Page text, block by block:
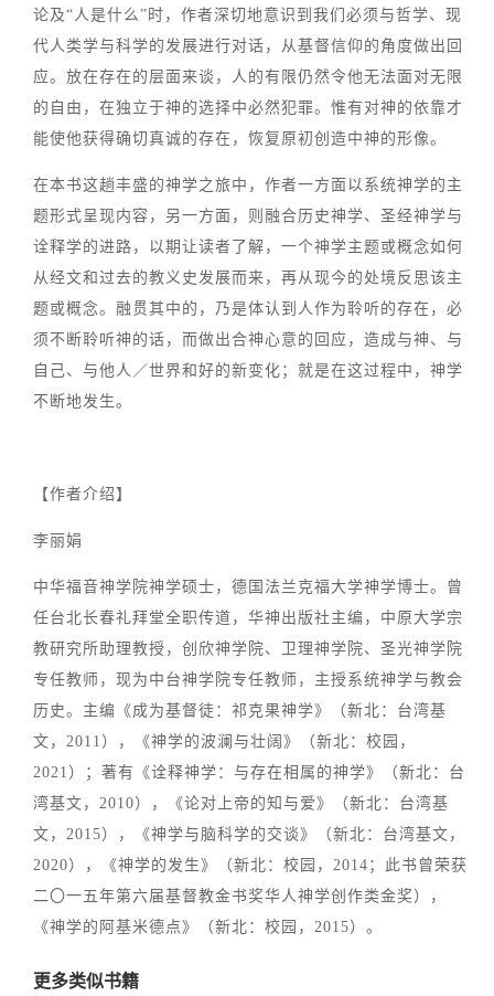
论及“人是什么”时，作者深切地意识到我们必须与哲学、现
代人类学与科学的发展进行对话，从基督信仰的角度做出回
应。放在存在的层面来谈，人的有限仍然令他无法面对无限
的自由，在独立于神的选择中必然犯罪。惟有对神的依靠才
能使他获得确切真诚的存在，恢复原初创造中神的形像。
在本书这趟丰盛的神学之旅中，作者一方面以系统神学的主
题形式呈现内容，另一方面，则融合历史神学、圣经神学与
诠释学的进路，以期让读者了解，一个神学主题或概念如何
从经文和过去的教义史发展而来，再从现今的处境反思该主
题或概念。融贯其中的，乃是体认到人作为聆听的存在，必
须不断聆听神的话，而做出合神心意的回应，造成与神、与
自己、与他人／世界和好的新变化；就是在这过程中，神学
不断地发生。
【作者介绍】
李丽娟
中华福音神学院神学硕士，德国法兰克福大学神学博士。曾
任台北长春礼拜堂全职传道，华神出版社主编，中原大学宗
教研究所助理教授，创欣神学院、卫理神学院、圣光神学院
专任教师，现为中台神学院专任教师，主授系统神学与教会
历史。主编《成为基督徒：祁克果神学》（新北：台湾基
文，2011），《神学的波澜与壮阔》（新北：校园，
2021）；著有《诠释神学：与存在相属的神学》（新北：台
湾基文，2010），《论对上帝的知与爱》（新北：台湾基
文，2015），《神学与脑科学的交谈》（新北：台湾基文，
2020），《神学的发生》（新北：校园，2014；此书曾荣获
二〇一五年第六届基督教金书奖华人神学创作类金奖），
《神学的阿基米德点》（新北：校园，2015）。
更多类似书籍